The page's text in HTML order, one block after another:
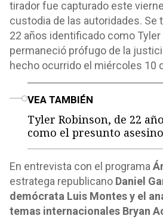
tirador fue capturado este
custodia de las autoridades. Se
22 años identificado como Tyler
permaneció prófugo de la
hecho ocurrido el miércoles 10
VEA TAMBIÉN
Tyler Robinson, de 22
como el presunto
En entrevista con el programa
estratega republicano Daniel
demócrata Luis Montes y el
temas internacionales Bryan